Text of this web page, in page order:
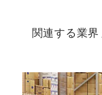
関連する業